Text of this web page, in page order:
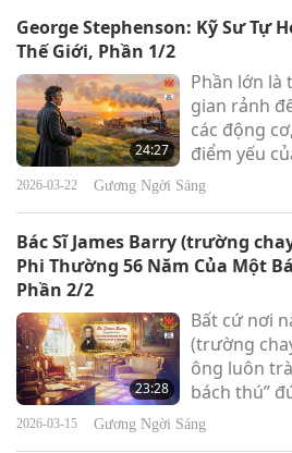
George Stephenson: Kỹ Sư Tự
Thế Giới, Phần 1/2
24:27
Phần lớn là
gian rảnh
các động
điểm yếu
nghiệm các
2026-03-22 Gương Ngời Sáng
Bác Sĩ James Barry (trường
Phi Thường 56 Năm Của Một
Phần 2/2
23:28
Bất cứ nơi
(trường
ông luôn
bách thú”
người-thân-
hết mực
2026-03-15 Gương Ngời Sáng